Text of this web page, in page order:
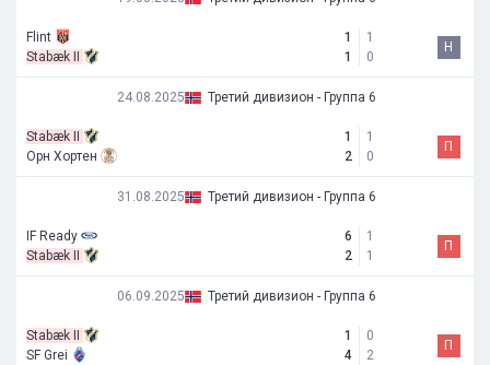
Flint
Stabæk II
1
1
1
0
Н
24.08.2025 Третий дивизион - Группа 6
Stabæk II
Орн Хортен
1
2
1
0
П
31.08.2025 Третий дивизион - Группа 6
IF Ready
Stabæk II
6
2
1
1
П
06.09.2025 Третий дивизион - Группа 6
Stabæk II
SF Grei
1
4
0
2
П